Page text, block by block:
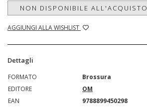
NON DISPONIBILE ALL'ACQUISTO
AGGIUNGI ALLA WISHLIST
Dettagli
FORMATO
Brossura
EDITORE
OM
EAN
9788899450298